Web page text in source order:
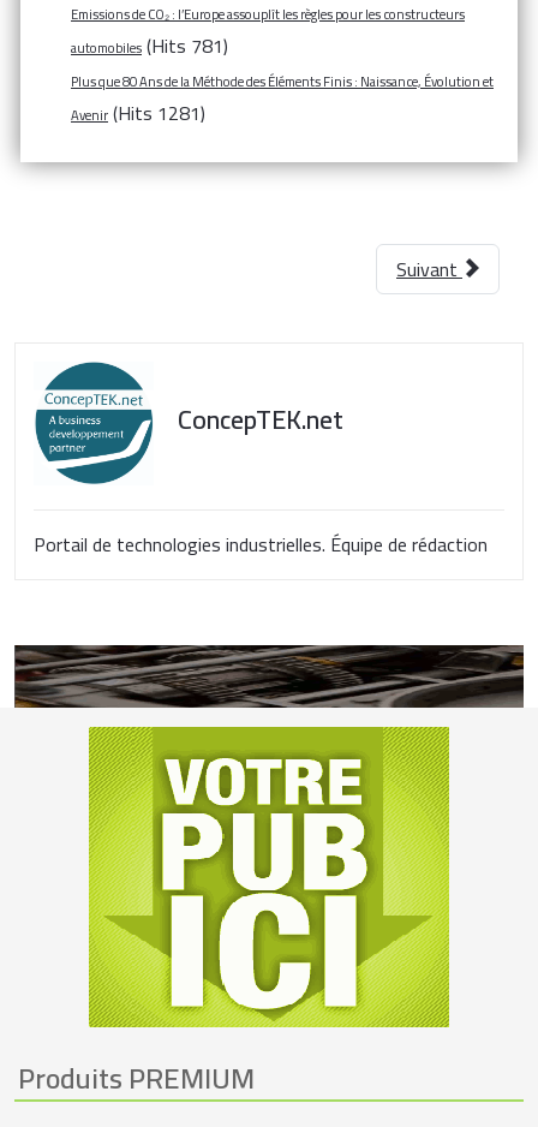
Emissions de CO₂ : l’Europe assouplît les règles pour les constructeurs
automobiles(Hits 781)
Plus que 80 Ans de la Méthode des Éléments Finis : Naissance, Évolution et
Avenir(Hits 1281)
Suivant
ConcepTEK.net
Portail de technologies industrielles. Équipe de rédaction
Produits PREMIUM